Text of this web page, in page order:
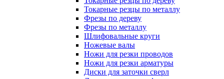
Токарные резцы по металлу
Фрезы по дереву
Фрезы по металлу
Шлифовальные круги
Ножевые валы
Ножи для резки проводов
Ножи для резки арматуры
Диски для заточки сверл